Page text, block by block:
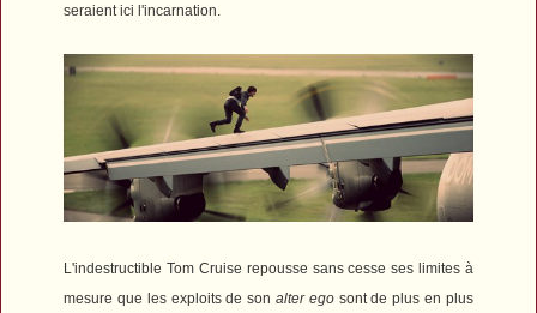
seraient ici l'incarnation.
L'indestructible Tom Cruise repousse sans cesse ses limites à
mesure que les exploits de son alter egosont de plus en plus